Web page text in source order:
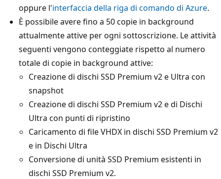
oppure l'interfaccia della riga di comando di Azure.
È possibile avere fino a 50 copie in background
attualmente attive per ogni sottoscrizione. Le attività
seguenti vengono conteggiate rispetto al numero
totale di copie in background attive:
Creazione di dischi SSD Premium v2 e Ultra con
snapshot
Creazione di dischi SSD Premium v2 e di Dischi
Ultra con punti di ripristino
Caricamento di file VHDX in dischi SSD Premium v2
e in Dischi Ultra
Conversione di unità SSD Premium esistenti in
dischi SSD Premium v2.